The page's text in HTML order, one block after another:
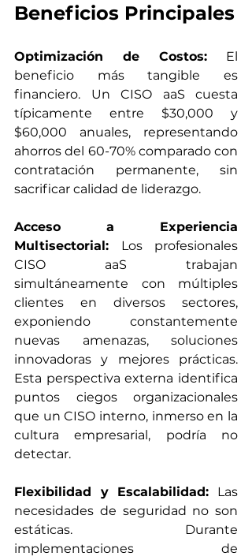
Beneficios Principales
Optimización de Costos: El
beneficio más tangible es
financiero. Un CISO aaS cuesta
típicamente entre $30,000 y
$60,000 anuales, representando
ahorros del 60-70% comparado con
contratación permanente, sin
sacrificar calidad de liderazgo.
Acceso a Experiencia
Multisectorial: Los profesionales
CISO aaS trabajan
simultáneamente con múltiples
clientes en diversos sectores,
exponiendo constantemente
nuevas amenazas, soluciones
innovadoras y mejores prácticas.
Esta perspectiva externa identifica
puntos ciegos organizacionales
que un CISO interno, inmerso en la
cultura empresarial, podría no
detectar.
Flexibilidad y Escalabilidad: Las
necesidades de seguridad no son
estáticas. Durante
implementaciones de